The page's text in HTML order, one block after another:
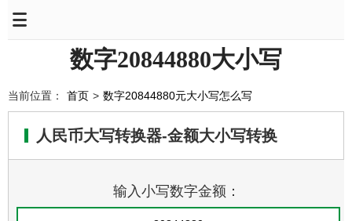
数字20844880大小写
当前位置： 首页 > 数字20844880元大小写怎么写
人民币大写转换器-金额大小写转换
输入小写数字金额：